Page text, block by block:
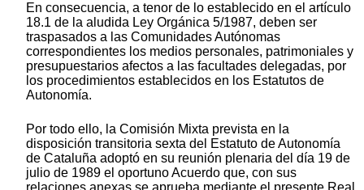
En consecuencia, a tenor de lo establecido en el artículo
18.1 de la aludida Ley Orgánica 5/1987, deben ser
traspasados a las Comunidades Autónomas
correspondientes los medios personales, patrimoniales y
presupuestarios afectos a las facultades delegadas, por
los procedimientos establecidos en los Estatutos de
Autonomía.
Por todo ello, la Comisión Mixta prevista en la
disposición transitoria sexta del Estatuto de Autonomía
de Cataluña adoptó en su reunión plenaria del día 19 de
julio de 1989 el oportuno Acuerdo que, con sus